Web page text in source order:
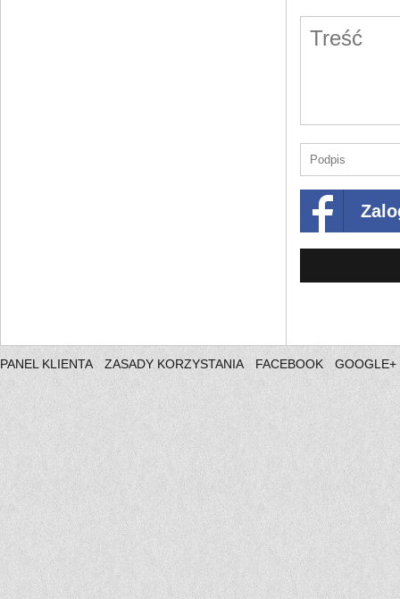
PANEL KLIENTA ZASADY KORZYSTANIA FACEBOOK GOOGLE+